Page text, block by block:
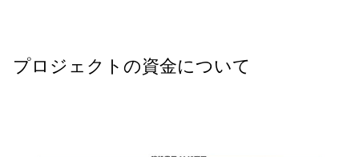
プロジェクトの資金について